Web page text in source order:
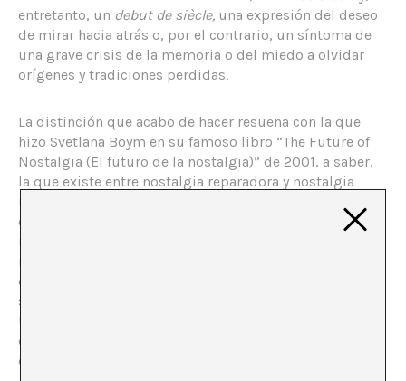
entretanto, un debut de siècle, una expresión del deseo
de mirar hacia atrás o, por el contrario, un síntoma de
una grave crisis de la memoria o del miedo a olvidar
orígenes y tradiciones perdidas.
La distinción que acabo de hacer resuena con la que
hizo Svetlana Boym en su famoso libro “The Future of
Nostalgia (El futuro de la nostalgia)” de 2001, a saber,
la que existe entre nostalgia reparadora y nostalgia
reflexiva
obra sigue ofreciendo la comprensión más completa y
relevante de la nostalgia que conozco. Boym define la
nostalgia como la añoranza de un hogar que ya no
existe o que nunca ha existido. La nostalgia es un
sentimiento de pérdida y desplazamiento, pero
también es un romance con la propia fantasía. Esta
doble vertiente de la nostalgia ya está presente en las
dos raíces griegas de la palabra nostalgia: